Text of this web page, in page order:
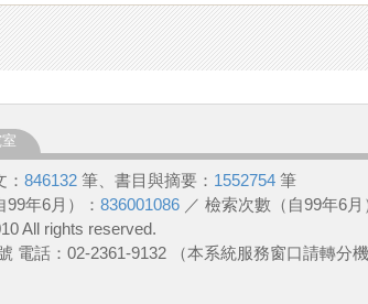
846132 筆、書目與摘要： 1552754 筆
99年6月）： 836001086 ／ 檢索次數（自99年6月
All rights reserved.
電話：02-2361-9132 （本系統服務窗口請轉分機